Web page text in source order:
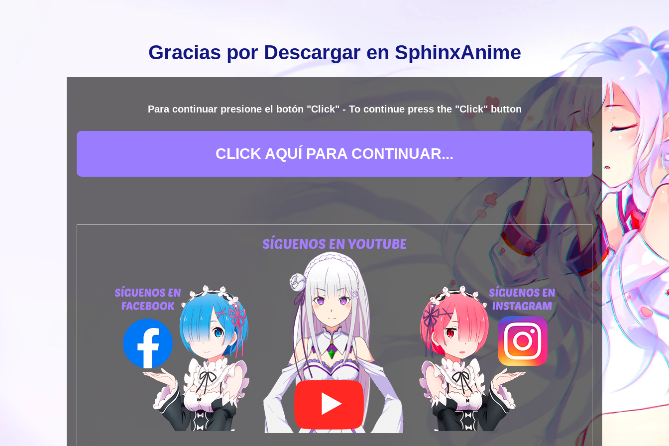
Gracias por Descargar en SphinxAnime
Para continuar presione el botón "Click" - To continue press the "Click" button
CLICK AQUÍ PARA CONTINUAR...